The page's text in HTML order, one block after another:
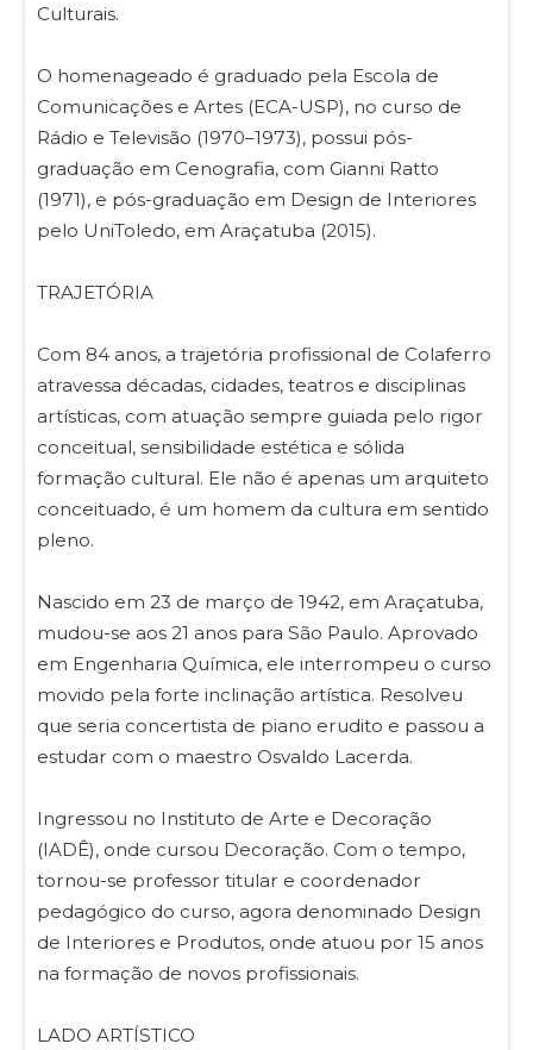
Culturais.
O homenageado é graduado pela Escola de
Comunicações e Artes (ECA-USP), no curso de
Rádio e Televisão (1970–1973), possui pós-
graduação em Cenografia, com Gianni Ratto
(1971), e pós-graduação em Design de Interiores
pelo UniToledo, em Araçatuba (2015).
TRAJETÓRIA
Com 84 anos, a trajetória profissional de Colaferro
atravessa décadas, cidades, teatros e disciplinas
artísticas, com atuação sempre guiada pelo rigor
conceitual, sensibilidade estética e sólida
formação cultural. Ele não é apenas um arquiteto
conceituado, é um homem da cultura em sentido
pleno.
Nascido em 23 de março de 1942, em Araçatuba,
mudou-se aos 21 anos para São Paulo. Aprovado
em Engenharia Química, ele interrompeu o curso
movido pela forte inclinação artística. Resolveu
que seria concertista de piano erudito e passou a
estudar com o maestro Osvaldo Lacerda.
Ingressou no Instituto de Arte e Decoração
(IADÊ), onde cursou Decoração. Com o tempo,
tornou-se professor titular e coordenador
pedagógico do curso, agora denominado Design
de Interiores e Produtos, onde atuou por 15 anos
na formação de novos profissionais.
LADO ARTÍSTICO